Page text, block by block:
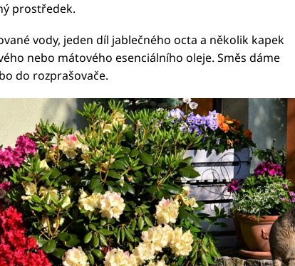
prostředek.
vody, jeden díl jablečného octa a několik kapek
nebo mátového esenciálního oleje. Směs dáme
do rozprašovače.